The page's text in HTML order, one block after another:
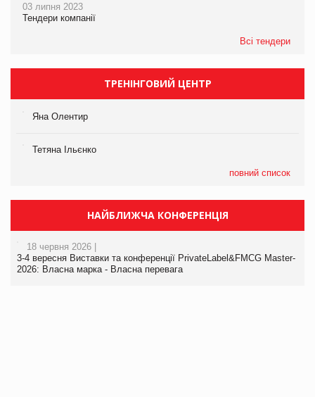
03 липня 2023
Тендери компанії
Всі тендери
ТРЕНІНГОВИЙ ЦЕНТР
Яна Олентир
Тетяна Ільєнко
повний список
НАЙБЛИЖЧА КОНФЕРЕНЦІЯ
18 червня 2026 |
3-4 вересня Виставки та конференції PrivateLabel&FMCG Master-
2026: Власна марка - Власна перевага